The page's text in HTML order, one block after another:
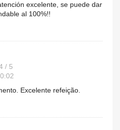
excelente, se puede dar
al 100%!!
/ 5
Excelente refeição.